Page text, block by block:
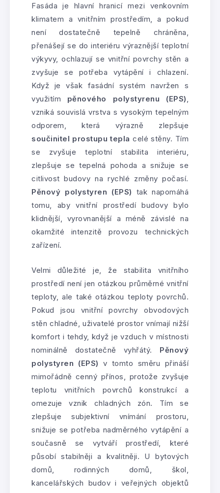
Fasáda je hlavní hranicí mezi venkovním
klimatem a vnitřním prostředím, a pokud
není dostatečně tepelně chráněna,
přenášejí se do interiéru výraznější teplotní
výkyvy, ochlazují se vnitřní povrchy stěn a
zvyšuje se potřeba vytápění i chlazení.
Když je však fasádní systém navržen s
využitím pěnového polystyrenu (EPS),
vzniká souvislá vrstva s vysokým tepelným
odporem, která výrazně zlepšuje
součinitel prostupu tepla celé stěny. Tím
se zvyšuje teplotní stabilita interiéru,
zlepšuje se tepelná pohoda a snižuje se
citlivost budovy na rychlé změny počasí.
Pěnový polystyren (EPS) tak napomáhá
tomu, aby vnitřní prostředí budovy bylo
klidnější, vyrovnanější a méně závislé na
okamžité intenzitě provozu technických
zařízení.
Velmi důležité je, že stabilita vnitřního
prostředí není jen otázkou průměrné vnitřní
teploty, ale také otázkou teploty povrchů.
Pokud jsou vnitřní povrchy obvodových
stěn chladné, uživatelé prostor vnímají nižší
komfort i tehdy, když je vzduch v místnosti
nominálně dostatečně vyhřátý. Pěnový
polystyren (EPS) v tomto směru přináší
mimořádně cenný přínos, protože zvyšuje
teplotu vnitřních povrchů konstrukcí a
omezuje vznik chladných zón. Tím se
zlepšuje subjektivní vnímání prostoru,
snižuje se potřeba nadměrného vytápění a
současně se vytváří prostředí, které
působí stabilněji a kvalitněji. U bytových
domů, rodinných domů, škol,
kancelářských budov i veřejných objektů